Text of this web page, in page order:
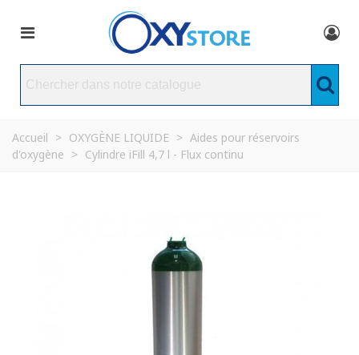
Accueil > OXYGÈNE LIQUIDE > Aides pour réservoirs
d'oxygène > Cylindre iFill 4,7 l - Flux continu